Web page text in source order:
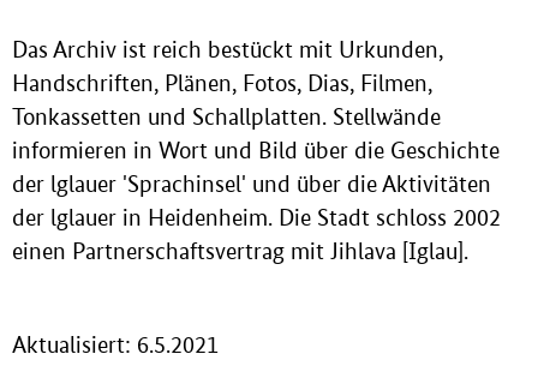
Das Archiv ist reich bestückt mit Urkunden,
Handschriften, Plänen, Fotos, Dias, Filmen,
Tonkassetten und Schallplatten. Stellwände
informieren in Wort und Bild über die Geschichte
der lglauer 'Sprachinsel' und über die Aktivitäten
der lglauer in Heidenheim. Die Stadt schloss 2002
einen Partnerschaftsvertrag mit Jihlava [Iglau].
Aktualisiert: 6.5.2021